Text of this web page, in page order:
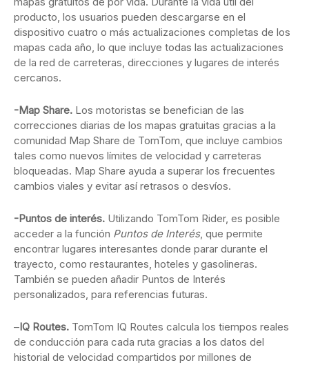
producto, los usuarios pueden descargarse en el
dispositivo cuatro o más actualizaciones completas de los
mapas cada año, lo que incluye todas las actualizaciones
de la red de carreteras, direcciones y lugares de interés
cercanos.
-Map Share. Los motoristas se benefician de las
correcciones diarias de los mapas gratuitas gracias a la
comunidad Map Share de TomTom, que incluye cambios
tales como nuevos límites de velocidad y carreteras
bloqueadas. Map Share ayuda a superar los frecuentes
cambios viales y evitar así retrasos o desvíos.
-Puntos de interés. Utilizando TomTom Rider, es posible
acceder a la función Puntos de Interés, que permite
encontrar lugares interesantes donde parar durante el
trayecto, como restaurantes, hoteles y gasolineras.
También se pueden añadir Puntos de Interés
personalizados, para referencias futuras.
–IQ Routes. TomTom IQ Routes calcula los tiempos reales
de conducción para cada ruta gracias a los datos del
historial de velocidad compartidos por millones de